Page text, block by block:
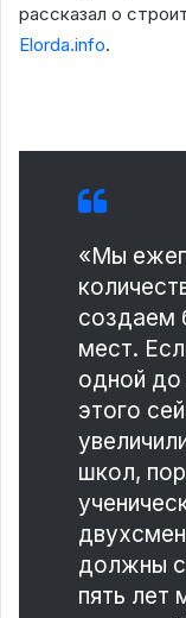
рассказал о
Elorda.info.
«Мы
создаем
мест.
одной до
этого
школ,
должны
пять лет